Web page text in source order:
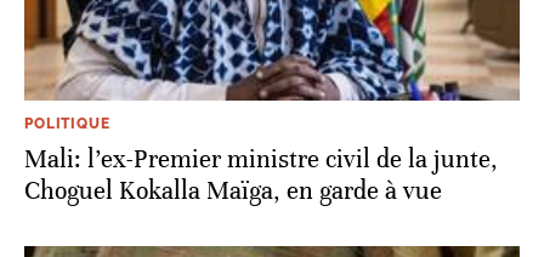
POLITIQUE
Mali: l’ex-Premier ministre civil de la junte,
Choguel Kokalla Maïga, en garde à vue